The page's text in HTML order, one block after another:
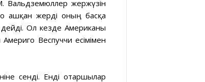
Вальдземюллер жержүзін
ашқан жерді оның басқа
Ол кезде Американы
Веспуччи есімімен
сенді. Енді отаршылар